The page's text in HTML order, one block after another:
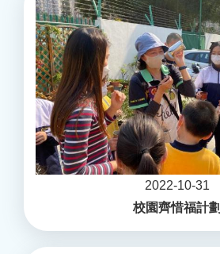
2022-10-31
校園齊惜福計劃